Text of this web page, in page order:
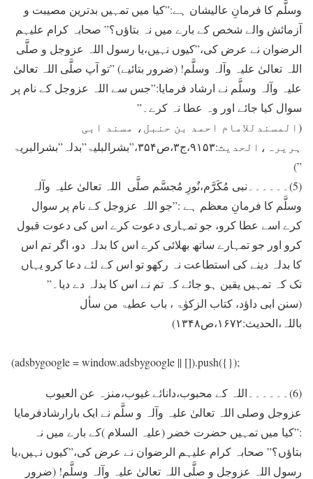
وسلَّم کا فرمانِ عالیشان ہے:”کيا ميں تمہيں بدترين مصيبت و
آزمائش والے شخص کے بارے ميں نہ بتاؤں؟” صحابہ کرام عليہم
الرضوان نے عرض کی،”کيوں نہيں،يا رسول اللہ عزوجل و صلَّی
اللہ تعالیٰ علیہ وآلہ وسلَّم! (ضرور بتائیے) ”تو آپ صلَّی اللہ تعالیٰ
علیہ وآلہ وسلَّم نے ارشاد فرمايا:”جس سے اللہ عزوجل کے نام پر
سوال کيا جائے اور وہ عطا نہ کرے۔”
(المسندللامام احمد بن حنبل، مسند ابی
ہریرہ،الحدیث:۹۱۵۳،ج۳،ص۳۵۴،”بشرالبلیۃ”بدلہ”بشرالبریۃ
”)
(5)۔۔۔۔۔۔نبی مُکَرَّم،نُورِ مُجسَّم صلَّی اللہ تعالیٰ علیہ وآلہ
وسلَّم کا فرمانِ معظم ہے :”جو اللہ عزوجل کے نام پر سوال
کرے اسے عطا کرو، جو تمہاری دعوت کرے اس کی دعوت قبول
کرو اور جو تمہارے ساتھ بھلائی کرے اس کا بدلہ دو، اگر تم اس
کا بدلہ دينے کی استطاعت نہ رکھو تو اس کے لئے دعا کرو یہاں
تک کہ تمہيں يقين ہو جائے کہ تم نے اس کا بدلہ دے ديا۔”
(سنن ابی داؤد، کتاب الزکوٰۃ ، باب عطیۃ من سأل
باللہ،الحدیث:۱۶۷۲،ص۱۳۴۸)
(adsbygoogle = window.adsbygoogle || []).push({});
(6)۔۔۔۔۔۔اللہ کے محبوب،دانائے غیوب،منزہ عن العیوب
عزوجل وصلی اللہ تعالیٰ علیہ وآلہ و سلَّم نے ایک بارارشادفرمایا
:”کيا ميں تمہيں حضرت خضر (علیہ السلام )کے بارے ميں نہ
بتاؤں؟” صحابہ کرام عليہم الرضوان نے عرض کی،”کيوں نہيں،يا
رسول اللہ عزوجل و صلَّی اللہ تعالیٰ علیہ وآلہ وسلَّم! (ضرور